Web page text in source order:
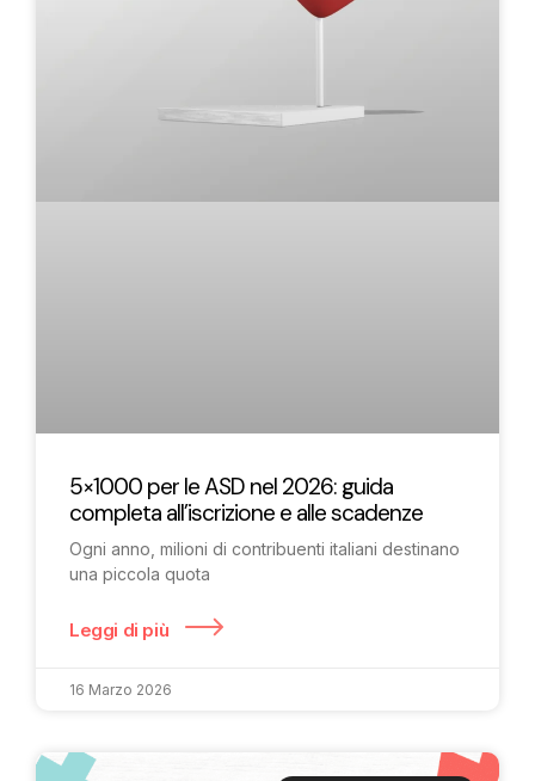
5×1000 per le ASD nel 2026: guida
completa all’iscrizione e alle scadenze
Ogni anno, milioni di contribuenti italiani destinano
una piccola quota
Leggi di più
16 Marzo 2026